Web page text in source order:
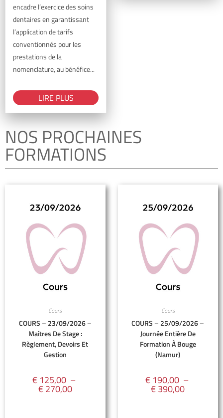
encadre l’exercice des soins
dentaires en garantissant
l’application de tarifs
conventionnés pour les
prestations de la
nomenclature, au bénéfice...
LIRE PLUS
NOS PROCHAINES
FORMATIONS
Cours
COURS – 23/09/2026 –
Maîtres De Stage :
Règlement, Devoirs Et
Gestion
€ 125,00 –
€270,00
Cours
COURS – 25/09/2026 –
Journée Entière De
Formation À Bouge
(Namur)
€190,00 –
€390,00